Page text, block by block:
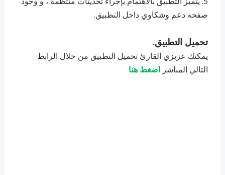
صفحة دعم وشكاوي داخل التطبيق.
تحميل التطبيق.
يمكنك عزيزي القارئ تحميل التطبيق من خلال الرابط
التالي المباشر اضغط هنا